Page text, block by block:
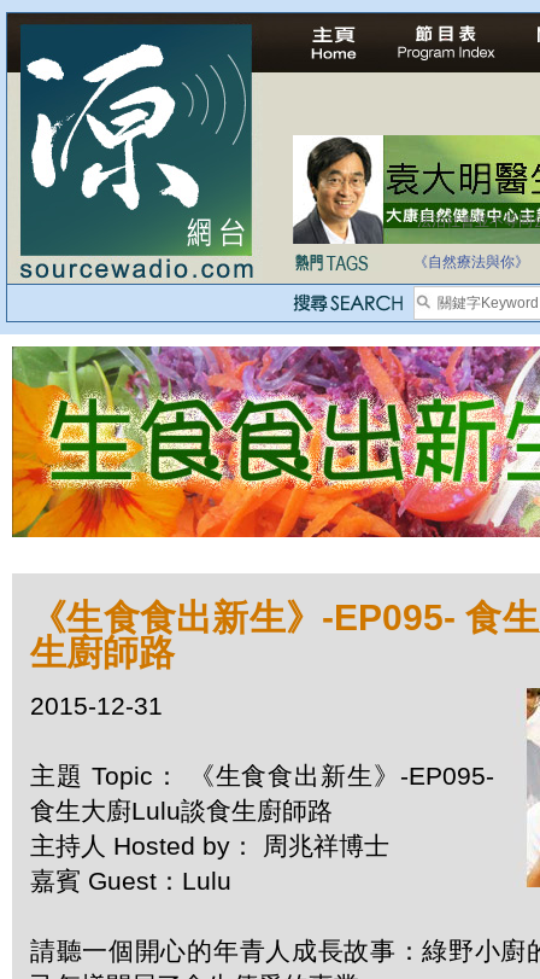
法治社會並不等同
《自然療法與你》
《生食食出新生》-EP095- 食
生廚師路
2015-12-31
主題 Topic： 《生食食出新生》-EP095-
食生大廚Lulu談食生廚師路
主持人 Hosted by： 周兆祥博士
嘉賓 Guest：Lulu
請聽一個開心的年青人成長故事：綠野小廚